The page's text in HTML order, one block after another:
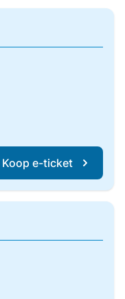
Koop e-ticket